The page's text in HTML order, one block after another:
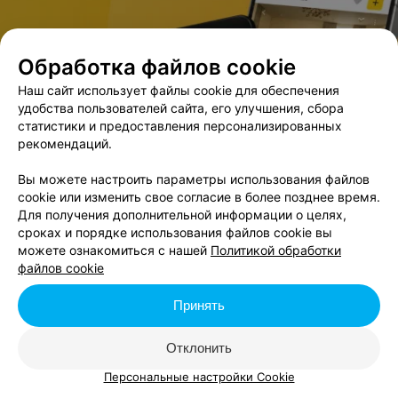
Обработка файлов cookie
Наш сайт использует файлы cookie для обеспечения
удобства пользователей сайта, его улучшения, сбора
статистики и предоставления персонализированных
рекомендаций.
Вы можете настроить параметры использования файлов
cookie или изменить свое согласие в более позднее время.
Для получения дополнительной информации о целях,
сроках и порядке использования файлов cookie вы
можете ознакомиться с нашей Политикой обработки
файлов cookie
Отклонить
Принять
Персональные настройки Cookie